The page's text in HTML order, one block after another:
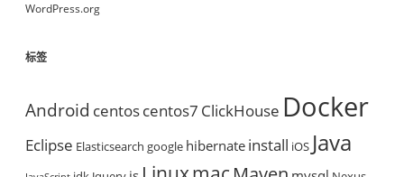
WordPress.org
标签
Android centoscentos7 ClickHouse Docker
Eclipse Elasticsearch google hibernate install iOS Java